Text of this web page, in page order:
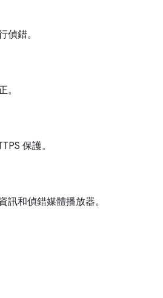
偵錯。
。
保護。
訊和偵錯媒體播放器。